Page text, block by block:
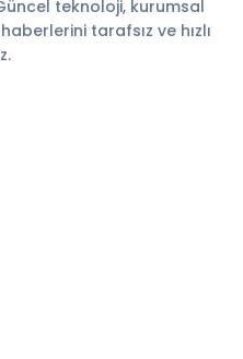
teknoloji, kurumsal
tarafsız ve hızlı